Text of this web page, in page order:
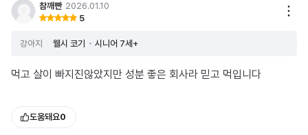
참깨빤 2026.01.10
5
강아지 웰시 코기 시니어 7세+
먹고 살이 빠지진않았지만 성분 좋은 회사라 믿고 먹입니다
도움돼요0